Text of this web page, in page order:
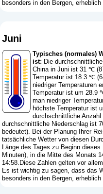
besonders in den Bergen,
Juni
Typisches (normales)
ist: Die
China in Juni ist 31 ℃
Temperatur ist 18.3 ℃
niedriger Temperaturen
Temperatur ist um 28.9
man niedriger
höchste Temperatur ist
durchschnittliche
durchschnittliche Niederschlag ist
bedeutet). Bei der Planung Ihrer
tatsächliche Wetter von diesen
Länge des Tages zu Beginn
Minuten), in die Mitte des Monats
14:58.Diese Zahlen gelten vor
Es ist wichtig zu sagen, dass das
besonders in den Bergen, erheblich